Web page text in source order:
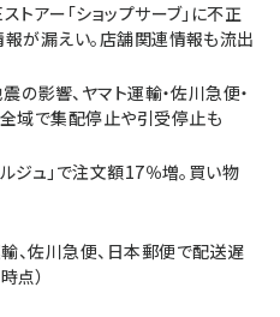
トアー「ショップサーブ」に不正
が漏えい。店舗関連情報も流出
の影響、ヤマト運輸・佐川急便・
域で集配停止や引受停止も
ジュ」で注文額17％増。買い物
、佐川急便、日本郵便で配送遅
点）